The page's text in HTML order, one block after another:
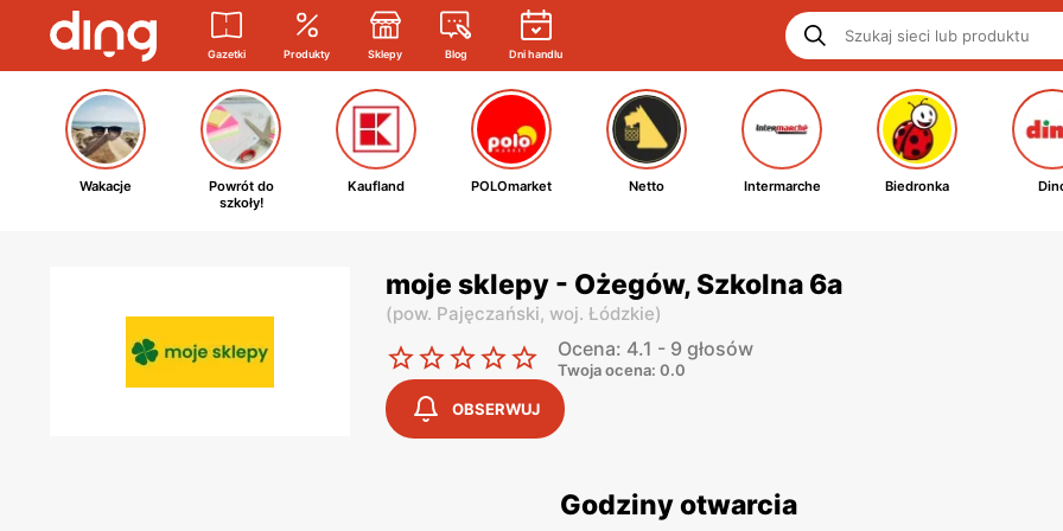
Gazetki Produkty Sklepy Blog Dni handlu
Wakacje
Powrót do
szkoły!
Kaufland POLOmarket Netto Intermarche Biedronka
moje sklepy - Ożegów, Szkolna 6a
(pow. Pajęczański, woj. Łódzkie)
Ocena: 4.1 - 9 głosów
Twoja ocena: 0.0
OBSERWUJ
Godziny otwarcia